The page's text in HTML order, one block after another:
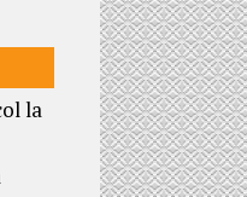
la